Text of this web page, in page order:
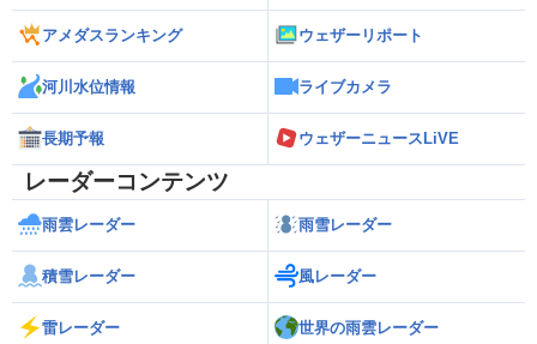
アメダスランキング ウェザーリポート
河川水位情報 ライブカメラ
長期予報 ウェザーニュースLiVE
レーダーコンテンツ
雨雲レーダー 雨雪レーダー
積雪レーダー 風レーダー
雷レーダー 世界の雨雲レーダー